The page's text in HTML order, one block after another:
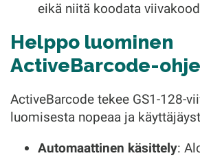
eikä niitä koodata
Helppo luominen
ActiveBarcode-
ActiveBarcode tekee GS1-128-
luomisesta nopeaa ja
Automaattinen käsittely: